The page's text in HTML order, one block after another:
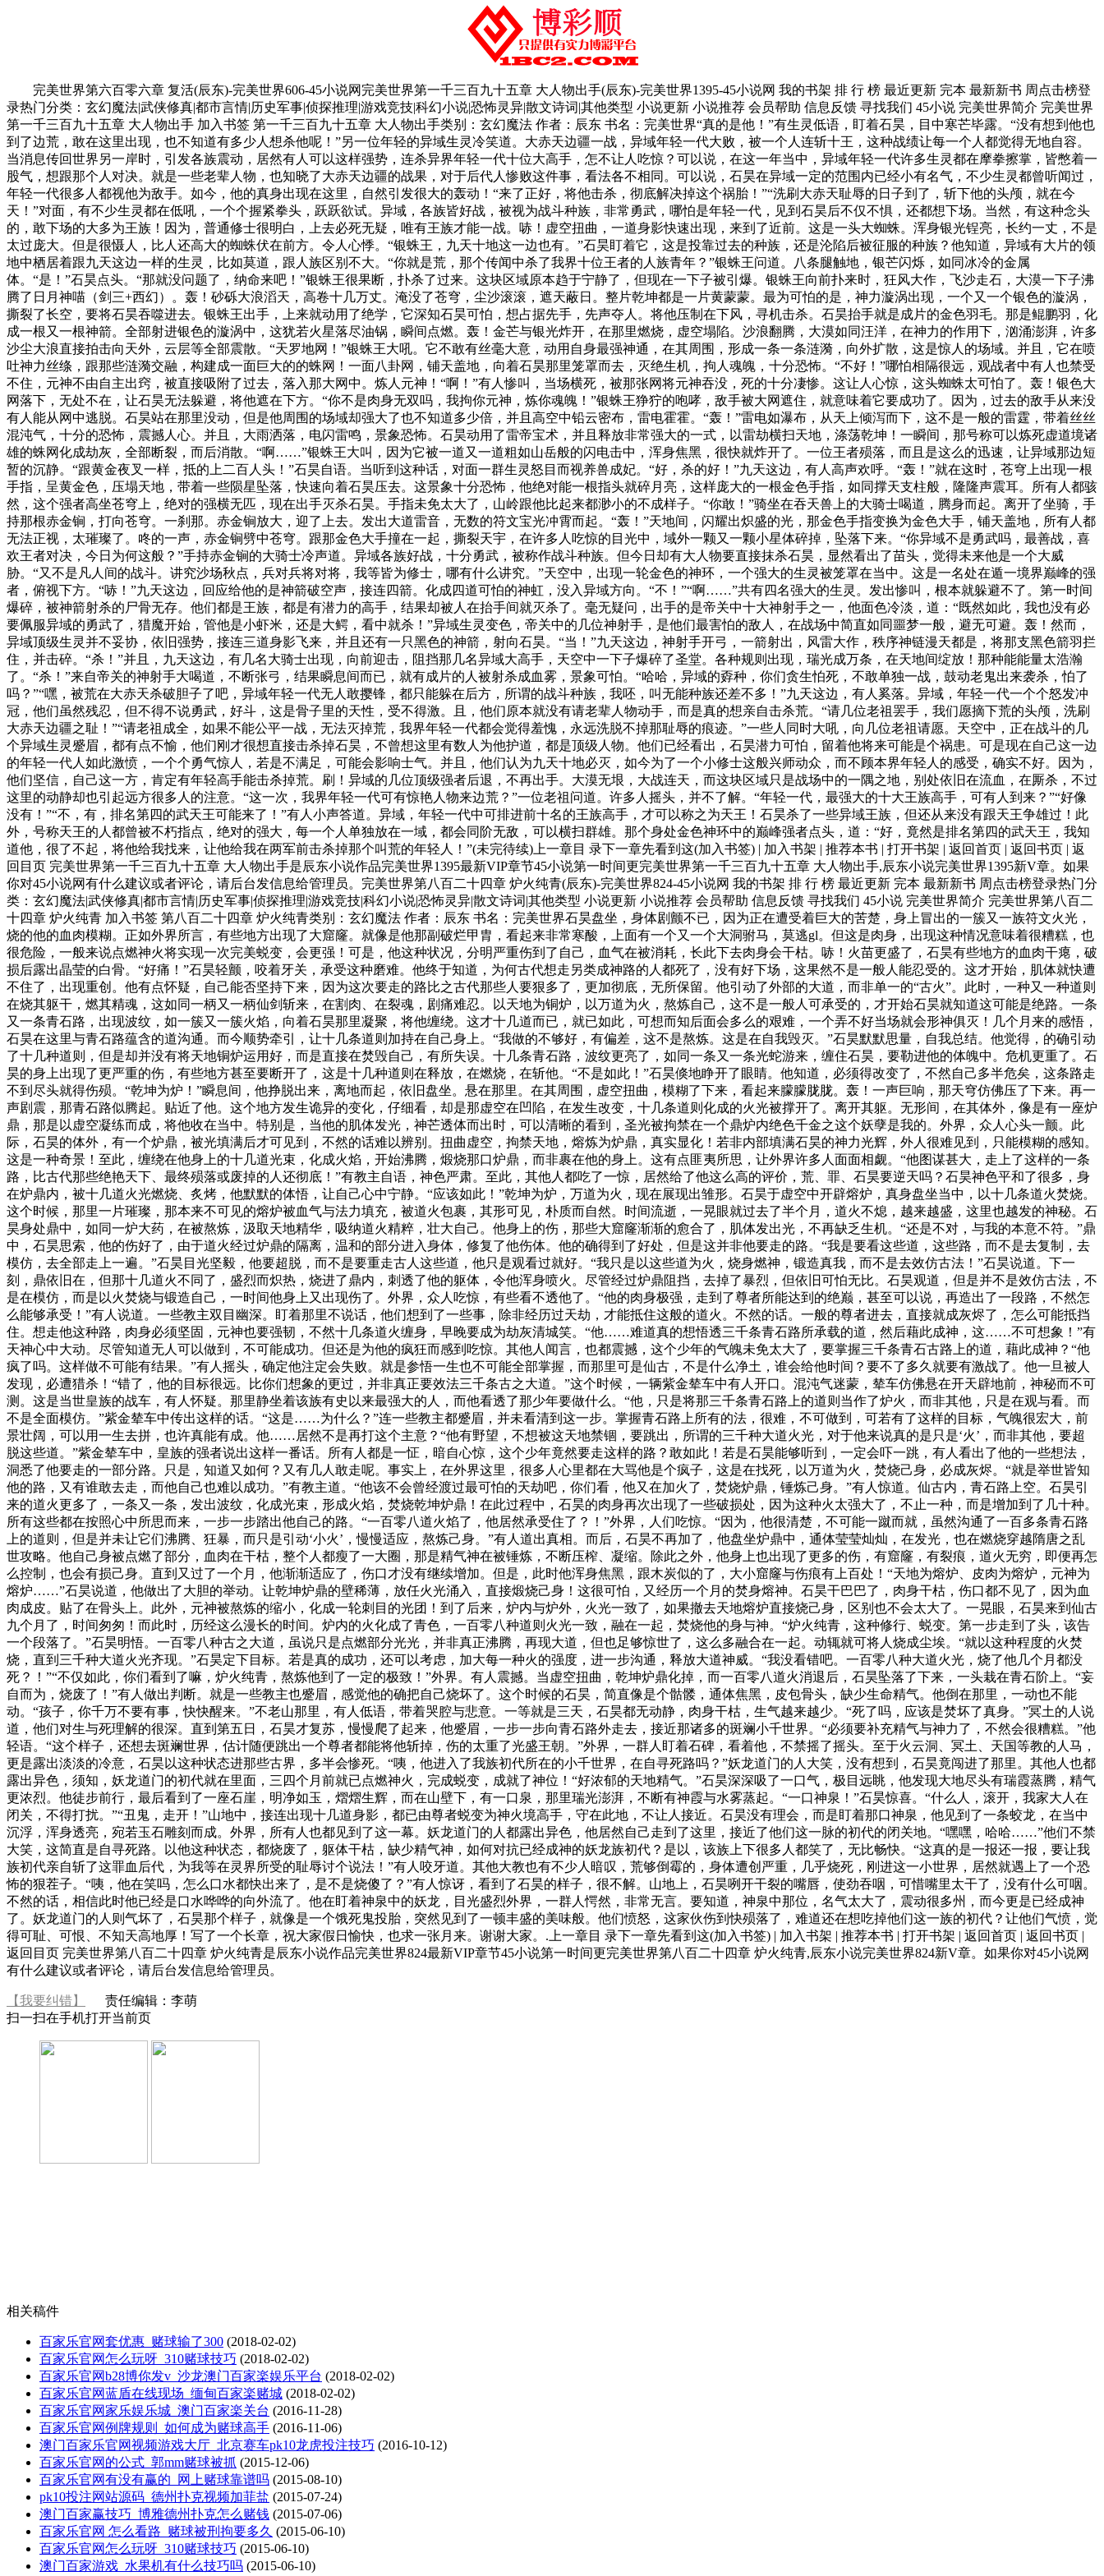
完美世界第六百零六章 复活(辰东)-完美世界606-45小说网完美世界第一千三百九十五章 大人物出手(辰东)-完美世界1395-45小说网 我的书架 排 行 榜 最近更新 完本 最新新书 周点击榜登
录热门分类：玄幻魔法|武侠修真|都市言情|历史军事|侦探推理|游戏竞技|科幻小说|恐怖灵异|散文诗词|其他类型 小说更新 小说推荐 会员帮助 信息反馈 寻找我们 45小说 完美世界简介 完美世界
第一千三百九十五章 大人物出手 加入书签 第一千三百九十五章 大人物出手类别：玄幻魔法 作者：辰东 书名：完美世界“真的是他！”有生灵低语，盯着石昊，目中寒芒毕露。“没有想到他也
到了边荒，敢在这里出现，也不知道有多少人想杀他呢！”另一位年轻的异域生灵冷笑道。大赤天边疆一战，异域年轻一代大败，被一个人连斩十王，这种战绩让每一个人都觉得无地自容。
当消息传回世界另一岸时，引发各族震动，居然有人可以这样强势，连杀异界年轻一代十位大高手，怎不让人吃惊？可以说，在这一年当中，异域年轻一代许多生灵都在摩拳擦掌，皆憋着一
股气，想跟那个人对决。就是一些老辈人物，也知晓了大赤天边疆的战果，对于后代人惨败这件事，看法各不相同。可以说，石昊在异域一定的范围内已经小有名气，不少生灵都曾听闻过，
年轻一代很多人都视他为敌手。如今，他的真身出现在这里，自然引发很大的轰动！“来了正好，将他击杀，彻底解决掉这个祸胎！”“洗刷大赤天耻辱的日子到了，斩下他的头颅，就在今
天！”对面，有不少生灵都在低吼，一个个握紧拳头，跃跃欲试。异域，各族皆好战，被视为战斗种族，非常勇武，哪怕是年轻一代，见到石昊后不仅不惧，还都想下场。当然，有这种念头
的，敢下场的大多为王族！因为，普通修士很明白，上去必死无疑，唯有王族才能一战。哧！虚空扭曲，一道身影快速出现，来到了近前。这是一头大蜘蛛。浑身银光锃亮，长约一丈，不是
太过庞大。但是很慑人，比人还高大的蜘蛛伏在前方。令人心悸。“银蛛王，九天十地这一边也有。”石昊盯着它，这是投靠过去的种族，还是沦陷后被征服的种族？他知道，异域有大片的领
地中栖居着跟九天这边一样的生灵，比如莫道，跟人族区别不大。“你就是荒，那个传闻中杀了我界十位王者的人族青年？”银蛛王问道。八条腿触地，银芒闪烁，如同冰冷的金属
体。“是！”石昊点头。“那就没问题了，纳命来吧！”银蛛王很果断，扑杀了过来。这块区域原本趋于宁静了，但现在一下子被引爆。银蛛王向前扑来时，狂风大作，飞沙走石，大漠一下子沸
腾了日月神喵（剑三+西幻）。轰！砂砾大浪滔天，高卷十几万丈。淹没了苍穹，尘沙滚滚，遮天蔽日。整片乾坤都是一片黄蒙蒙。最为可怕的是，神力漩涡出现，一个又一个银色的漩涡，
撕裂了长空，要将石昊吞噬进去。银蛛王出手，上来就动用了绝学，它深知石昊可怕，想占据先手，先声夺人。将他压制在下风，寻机击杀。石昊抬手就是成片的金色羽毛。那是鲲鹏羽，化
成一根又一根神箭。全部射进银色的漩涡中，这犹若火星落尽油锅，瞬间点燃。轰！金芒与银光炸开，在那里燃烧，虚空塌陷。沙浪翻腾，大漠如同汪洋，在神力的作用下，汹涌澎湃，许多
沙尘大浪直接拍击向天外，云层等全部震散。“天罗地网！”银蛛王大吼。它不敢有丝毫大意，动用自身最强神通，在其周围，形成一条一条涟漪，向外扩散，这是惊人的场域。并且，它在喷
吐神力丝绦，跟那些涟漪交融，构建成一面巨大的的蛛网！一面八卦网，铺天盖地，向着石昊那里笼罩而去，灭绝生机，拘人魂魄，十分恐怖。“不好！”哪怕相隔很远，观战者中有人也禁受
不住，元神不由自主出窍，被直接吸附了过去，落入那大网中。炼人元神！“啊！”有人惨叫，当场横死，被那张网将元神吞没，死的十分凄惨。这让人心惊，这头蜘蛛太可怕了。轰！银色大
网落下，无处不在，让石昊无法躲避，将他遮在下方。“你不是肉身无双吗，我拘你元神，炼你魂魄！”银蛛王狰狞的咆哮，敌手被大网遮住，就意味着它要成功了。因为，过去的敌手从来没
有人能从网中逃脱。石昊站在那里没动，但是他周围的场域却强大了也不知道多少倍，并且高空中铅云密布，雷电霍霍。“轰！”雷电如瀑布，从天上倾泻而下，这不是一般的雷霆，带着丝丝
混沌气，十分的恐怖，震撼人心。并且，大雨洒落，电闪雷鸣，景象恐怖。石昊动用了雷帝宝术，并且释放非常强大的一式，以雷劫横扫天地，涤荡乾坤！一瞬间，那号称可以炼死虚道境诸
雄的蛛网化成劫灰，全部断裂，而后消散。“啊……”银蛛王大叫，因为它被一道又一道粗如山岳般的闪电击中，浑身焦黑，很快就炸开了。一位王者殒落，而且是这么的迅速，让异域那边短
暂的沉静。“跟黄金夜叉一样，抵的上二百人头！”石昊自语。当听到这种话，对面一群生灵怒目而视养兽成妃。“好，杀的好！”九天这边，有人高声欢呼。“轰！”就在这时，苍穹上出现一根
手指，呈黄金色，压塌天地，带着一些陨星坠落，快速向着石昊压去。这景象十分恐怖，他绝对能一根指头就碎月亮，这样庞大的一根金色手指，如同撑天支柱般，隆隆声震耳。所有人都骇
然，这个强者高坐苍穹上，绝对的强横无匹，现在出手灭杀石昊。手指未免太大了，山岭跟他比起来都渺小的不成样子。“你敢！”骑坐在吞天兽上的大骑士喝道，腾身而起。离开了坐骑，手
持那根赤金锏，打向苍穹。一刹那。赤金锏放大，迎了上去。发出大道雷音，无数的符文宝光冲霄而起。“轰！”天地间，闪耀出炽盛的光，那金色手指变换为金色大手，铺天盖地，所有人都
无法正视，太璀璨了。咚的一声，赤金锏劈中苍穹。跟那金色大手撞在一起，撕裂天宇，在许多人吃惊的目光中，域外一颗又一颗小星体碎掉，坠落下来。“你异域不是勇武吗，最善战，喜
欢王者对决，今日为何这般？”手持赤金锏的大骑士冷声道。异域各族好战，十分勇武，被称作战斗种族。但今日却有大人物要直接抹杀石昊，显然看出了苗头，觉得未来他是一个大威
胁。“又不是凡人间的战斗。讲究沙场秋点，兵对兵将对将，我等皆为修士，哪有什么讲究。”天空中，出现一轮金色的神环，一个强大的生灵被笼罩在当中。这是一名处在遁一境界巅峰的强
者，俯视下方。“哧！”九天这边，回应给他的是神箭破空声，接连四箭。化成四道可怕的神虹，没入异域方向。“不！”“啊……”共有四名强大的生灵。发出惨叫，根本就躲避不了。第一时间
爆碎，被神箭射杀的尸骨无存。他们都是王族，都是有潜力的高手，结果却被人在抬手间就灭杀了。毫无疑问，出手的是帝关中十大神射手之一，他面色冷淡，道：“既然如此，我也没有必
要佩服异域的勇武了，猎魔开始，管他是小虾米，还是大鳄，看中就杀！”异域生灵变色，帝关中的几位神射手，是他们最害怕的敌人，在战场中简直如同噩梦一般，避无可避。轰！然而，
异域顶级生灵并不妥协，依旧强势，接连三道身影飞来，并且还有一只黑色的神箭，射向石昊。“当！”九天这边，神射手开弓，一箭射出，风雷大作，秩序神链漫天都是，将那支黑色箭羽拦
住，并击碎。“杀！”并且，九天这边，有几名大骑士出现，向前迎击，阻挡那几名异域大高手，天空中一下子爆碎了圣堂。各种规则出现，瑞光成万条，在天地间绽放！那种能能量太浩瀚
了。“杀！”来自帝关的神射手大喝道，不断张弓，结果瞬息间而已，就有成片的人被射杀成血雾，景象可怕。“哈哈，异域的孬种，你们贪生怕死，不敢单独一战，鼓动老鬼出来袭杀，怕了
吗？”“嘿，被荒在大赤天杀破胆子了吧，异域年轻一代无人敢撄锋，都只能躲在后方，所谓的战斗种族，我呸，叫无能种族还差不多！”九天这边，有人奚落。异域，年轻一代一个个怒发冲
冠，他们虽然残忍，但不得不说勇武，好斗，这是骨子里的天性，受不得激。且，他们原本就没有请老辈人物动手，而是真的想亲自击杀荒。“请几位老祖罢手，我们愿摘下荒的头颅，洗刷
大赤天边疆之耻！”“请老祖成全，如果不能公平一战，无法灭掉荒，我界年轻一代都会觉得羞愧，永远洗脱不掉那耻辱的痕迹。”一些人同时大吼，向几位老祖请愿。天空中，正在战斗的几
个异域生灵蹙眉，都有点不愉，他们刚才很想直接击杀掉石昊，不曾想这里有数人为他护道，都是顶级人物。他们已经看出，石昊潜力可怕，留着他将来可能是个祸患。可是现在自己这一边
的年轻一代人如此激愤，一个个勇气惊人，若是不满足，可能会影响士气。并且，他们认为九天十地必灭，如今为了一个小修士这般兴师动众，而不顾本界年轻人的感受，确实不好。因为，
他们坚信，自己这一方，肯定有年轻高手能击杀掉荒。刷！异域的几位顶级强者后退，不再出手。大漠无垠，大战连天，而这块区域只是战场中的一隅之地，别处依旧在流血，在厮杀，不过
这里的动静却也引起远方很多人的注意。“这一次，我界年轻一代可有惊艳人物来边荒？”一位老祖问道。许多人摇头，并不了解。“年轻一代，最强大的十大王族高手，可有人到来？”“好像
没有！”“不，有，排名第四的武天王可能来了！”有人小声答道。异域，年轻一代中可排进前十名的王族高手，才可以称之为天王！石昊杀了一些异域王族，但还从来没有跟天王争雄过！此
外，号称天王的人都曾被不朽指点，绝对的强大，每一个人单独放在一域，都会同阶无敌，可以横扫群雄。那个身处金色神环中的巅峰强者点头，道：“好，竟然是排名第四的武天王，我知
道他，很了不起，将他给我找来，让他给我在两军前击杀掉那个叫荒的年轻人！”(未完待续)上一章目 录下一章先看到这(加入书签) | 加入书架 | 推荐本书 | 打开书架 | 返回首页 | 返回书页 | 返
回目页 完美世界第一千三百九十五章 大人物出手是辰东小说作品完美世界1395最新VIP章节45小说第一时间更完美世界第一千三百九十五章 大人物出手,辰东小说完美世界1395新V章。如果
你对45小说网有什么建议或者评论，请后台发信息给管理员。完美世界第八百二十四章 炉火纯青(辰东)-完美世界824-45小说网 我的书架 排 行 榜 最近更新 完本 最新新书 周点击榜登录热门分
类：玄幻魔法|武侠修真|都市言情|历史军事|侦探推理|游戏竞技|科幻小说|恐怖灵异|散文诗词|其他类型 小说更新 小说推荐 会员帮助 信息反馈 寻找我们 45小说 完美世界简介 完美世界第八百二
十四章 炉火纯青 加入书签 第八百二十四章 炉火纯青类别：玄幻魔法 作者：辰东 书名：完美世界石昊盘坐，身体剧颤不已，因为正在遭受着巨大的苦楚，身上冒出的一簇又一族符文火光，
烧的他的血肉模糊。正如外界所言，有些地方出现了大窟窿。就像是他那副破烂甲胄，看起来非常寒酸，上面有一个又一个大洞驸马，莫逃gl。但这是肉身，出现这种情况意味着很糟糕，也
很危险，一般来说点燃神火将实现一次完美蜕变，会更强！可是，他这种状况，分明严重伤到了自己，血气在被消耗，长此下去肉身会干枯。哧！火苗更盛了，石昊有些地方的血肉干瘪，破
损后露出晶莹的白骨。“好痛！”石昊轻颤，咬着牙关，承受这种磨难。他终于知道，为何古代想走另类成神路的人都死了，没有好下场，这果然不是一般人能忍受的。这才开始，肌体就快遭
不住了，出现重创。他有点怀疑，自己能否坚持下来，因为这次要走的路比之古代那些人要狠多了，更加彻底，无所保留。他引动了外部的大道，而非单一的“古火”。此时，一种又一种道则
在烧其躯干，燃其精魂，这如同一柄又一柄仙剑斩来，在割肉、在裂魂，剧痛难忍。以天地为铜炉，以万道为火，熬炼自己，这不是一般人可承受的，才开始石昊就知道这可能是绝路。一条
又一条青石路，出现波纹，如一簇又一簇火焰，向着石昊那里凝聚，将他缠绕。这才十几道而已，就已如此，可想而知后面会多么的艰难，一个弄不好当场就会形神俱灭！几个月来的感悟，
石昊在这里与青石路蕴含的道沟通。而今顺势牵引，让十几条道则加持在自己身上。“我做的不够好，有偏差，这不是熬炼。这是在自我毁灭。”石昊默默思量，自我总结。他觉得，的确引动
了十几种道则，但是却并没有将天地铜炉运用好，而是直接在焚毁自己，有所失误。十几条青石路，波纹更亮了，如同一条又一条光蛇游来，缠住石昊，要勒进他的体魄中。危机更重了。石
昊的身上出现了更严重的伤，有些地方甚至要断开了，这是十几种道则在释放，在燃烧，在斩他。“不是如此！”石昊倏地睁开了眼睛。他知道，必须得改变了，不然自己多半危矣，这条路走
不到尽头就得伤殒。“乾坤为炉！”瞬息间，他挣脱出来，离地而起，依旧盘坐。悬在那里。在其周围，虚空扭曲，模糊了下来，看起来朦朦胧胧。轰！一声巨响，那天穹仿佛压了下来。再一
声剧震，那青石路似腾起。贴近了他。这个地方发生诡异的变化，仔细看，却是那虚空在凹陷，在发生改变，十几条道则化成的火光被撑开了。离开其躯。无形间，在其体外，像是有一座炉
鼎，那是以虚空凝练而成，将他收在当中。特别是，当他的肌体发光，神芒透体而出时，可以清晰的看到，圣光被拘禁在一个鼎炉内绝色千金之这个妖孽是我的。外界，众人心头一颤。此
际，石昊的体外，有一个炉鼎，被光填满后才可见到，不然的话难以辨别。扭曲虚空，拘禁天地，熔炼为炉鼎，真实显化！若非内部填满石昊的神力光辉，外人很难见到，只能模糊的感知。
这是一种奇景！至此，缠绕在他身上的十几道光束，化成火焰，开始沸腾，煅烧那口炉鼎，而非裹在他的身上。这有点匪夷所思，让外界许多人面面相觑。“他图谋甚大，走上了这样的一条
路，比古代那些绝艳天下、最终殒落或废掉的人还彻底！”有教主自语，神色严肃。至此，其他人都吃了一惊，居然给了他这么高的评价，荒、罪、石昊要逆天吗？石昊神色平和了很多，身
在炉鼎内，被十几道火光燃烧、炙烤，他默默的体悟，让自己心中宁静。“应该如此！”乾坤为炉，万道为火，现在展现出雏形。石昊于虚空中开辟熔炉，真身盘坐当中，以十几条道火焚烧。
这个时候，那里一片璀璨，那本来不可见的熔炉被血气与法力填充，被道火包裹，其形可见，朴质而自然。时间流逝，一晃眼就过去了半个月，道火不熄，越来越盛，这里也越发的神秘。石
昊身处鼎中，如同一炉大药，在被熬炼，汲取天地精华，吸纳道火精粹，壮大自己。他身上的伤，那些大窟窿渐渐的愈合了，肌体发出光，不再缺乏生机。“还是不对，与我的本意不符。”鼎
中，石昊思索，他的伤好了，由于道火经过炉鼎的隔离，温和的部分进入身体，修复了他伤体。他的确得到了好处，但是这并非他要走的路。“我是要看这些道，这些路，而不是去复制，去
模仿，去全部走上一遍。”石昊目光坚毅，他要超脱，而不是要重走古人这些道，他只是观看过就好。“我只是以这些道为火，烧身燃神，锻造真我，而不是去效仿古法！”石昊说道。下一
刻，鼎依旧在，但那十几道火不同了，盛烈而炽热，烧进了鼎内，刺透了他的躯体，令他浑身喷火。尽管经过炉鼎阻挡，去掉了暴烈，但依旧可怕无比。石昊观道，但是并不是效仿古法，不
是在模仿，而是以火焚烧与锻造自己，一时间他身上又出现伤了。外界，众人吃惊，有些看不透他了。“他的肉身极强，走到了尊者所能达到的绝巅，甚至可以说，再造出了一段路，不然怎
么能够承受！”有人说道。一些教主双目幽深。盯着那里不说话，他们想到了一些事，除非经历过天劫，才能抵住这般的道火。不然的话。一般的尊者进去，直接就成灰烬了，怎么可能抵挡
住。想走他这种路，肉身必须坚固，元神也要强韧，不然十几条道火缠身，早晚要成为劫灰清城笑。“他……难道真的想悟透三千条青石路所承载的道，然后藉此成神，这……不可想象！”有
天神心中大动。尽管知道无人可以做到，不可能成功。但还是为他的疯狂而感到吃惊。其他人闻言，也都震撼，这个少年的气魄未免太大了，要掌握三千条青石古路上的道，藉此成神？“他
疯了吗。这样做不可能有结果。”有人摇头，确定他注定会失败。就是参悟一生也不可能全部掌握，而那里可是仙古，不是什么净土，谁会给他时间？要不了多久就要有激战了。他一旦被人
发现，必遭猎杀！“错了，他的目标很远。比你们想象的更过，并非真正要效法三千条古之大道。”这个时候，一辆紫金辇车中有人开口。混沌气迷蒙，辇车仿佛悬在开天辟地前，神秘而不可
测。这是当世皇族的战车，有人怀疑。那里静坐着该族有史以来最强大的人，而他看透了那少年要做什么。“他，只是将那三千条青石路上的道则当作了炉火，而非其他，只是在观与看。而
不是全面模仿。”紫金辇车中传出这样的话。“这是……为什么？”连一些教主都蹙眉，并未看清到这一步。掌握青石路上所有的法，很难，不可做到，可若有了这样的目标，气魄很宏大，前
景壮阔，可以用一生去拼，也许真能有成。他……居然不是再打这个主意？“他有野望，不想被这天地禁锢，要跳出，所谓的三千种大道火光，对于他来说真的是只是‘火’，而非其他，要超
脱这些道。”紫金辇车中，皇族的强者说出这样一番话。所有人都是一怔，暗自心惊，这个少年竟然要走这样的路？敢如此！若是石昊能够听到，一定会吓一跳，有人看出了他的一些想法，
洞悉了他要走的一部分路。只是，知道又如何？又有几人敢走呢。事实上，在外界这里，很多人心里都在大骂他是个疯子，这是在找死，以万道为火，焚烧己身，必成灰烬。“就是举世皆知
他的路，又有谁敢去走，而他自己也难以成功。”有教主道。“他该不会曾经渡过最可怕的天劫吧，你们看，他又在加火了，焚烧炉鼎，锤炼己身。”有人惊道。仙古内，青石路上空。石昊引
来的道火更多了，一条又一条，发出波纹，化成光束，形成火焰，焚烧乾坤炉鼎！在此过程中，石昊的肉身再次出现了一些破损处，因为这种火太强大了，不止一种，而是增加到了几十种。
所有这些都在按照心中所思而来，一步一步踏出他自己的路。“一百零八道火焰了，他居然承受住了？！”外界，人们吃惊。“因为，他很清楚，不可能一蹴而就，虽然沟通了一百多条青石路
上的道则，但是并未让它们沸腾、狂暴，而只是引动‘小火’，慢慢适应，熬炼己身。”有人道出真相。而后，石昊不再加了，他盘坐炉鼎中，通体莹莹灿灿，在发光，也在燃烧穿越隋唐之乱
世攻略。他自己身被点燃了部分，血肉在干枯，整个人都瘦了一大圈，那是精气神在被锤炼，不断压榨、凝缩。除此之外，他身上也出现了更多的伤，有窟窿，有裂痕，道火无穷，即便再怎
么控制，也会有损己身。直到又过了一个月，他渐渐适应了，伤口才没有继续增加。但是，此时他浑身焦黑，跟木炭似的了，大小窟窿与伤痕有上百处！“天地为熔炉、皮肉为熔炉，元神为
熔炉……”石昊说道，他做出了大胆的举动。让乾坤炉鼎的壁稀薄，放任火光涌入，直接煅烧己身！这很可怕，又经历一个月的焚身熔神。石昊干巴巴了，肉身干枯，伤口都不见了，因为血
肉成皮。贴了在骨头上。此外，元神被熬炼的缩小，化成一轮刺目的光团！到了后来，炉内与炉外，火光一致了，如果撤去天地熔炉直接烧己身，区别也不会太大了。一晃眼，石昊来到仙古
九个月了，时间匆匆！而此时，历经这么漫长的时间。炉内的火化成了青色，一百零八种道则火光一致，融在一起，焚烧他的身与神。“炉火纯青，这种修行、蜕变。第一步走到了头，该告
一个段落了。”石昊明悟。一百零八种古之大道，虽说只是点燃部分光光，并非真正沸腾，再现大道，但也足够惊世了，这么多融合在一起。动辄就可将人烧成尘埃。“就以这种程度的火焚
烧，直到三千种大道火光齐现。”石昊定下目标。若是真的成功，还可以考虑，加大每一种火的强度，进一步沟通，释放大道神威。“我没看错吧。一百零八种大道火光，烧了他几个月都没
死？！”“不仅如此，你们看到了嘛，炉火纯青，熬炼他到了一定的极致！”外界。有人震撼。当虚空扭曲，乾坤炉鼎化掉，而一百零八道火消退后，石昊坠落了下来，一头栽在青石阶上。“妄
自而为，烧废了！”有人做出判断。就是一些教主也蹙眉，感觉他的确把自己烧坏了。这个时候的石昊，简直像是个骷髅，通体焦黑，皮包骨头，缺少生命精气。他倒在那里，一动也不能
动。“孩子，你千万不要有事，快快醒来。”不老山那里，有人低语，带着哭腔与悲意。一等就是三天，石昊都无动静，肉身干枯，生气越来越少。“死了吗，应该是焚坏了真身。”冥土的人说
道，他们对生与死理解的很深。直到第五日，石昊才复苏，慢慢爬了起来，他蹙眉，一步一步向青石路外走去，接近那诸多的斑斓小千世界。“必须要补充精气与神力了，不然会很糟糕。”他
轻语。“这个样子，还想去斑斓世界，估计随便跳出一个尊者都能将他斩掉，伤的太重了光盛王朝。”外界，一群人盯着石碑，看着他，不禁摇了摇头。至于火云洞、冥土、天国等教的人马，
更是露出淡淡的冷意，石昊以这种状态进那些古界，多半会惨死。“咦，他进入了我族初代所在的小千世界，在自寻死路吗？”妖龙道门的人大笑，没有想到，石昊竟闯进了那里。其他人也都
露出异色，须知，妖龙道门的初代就在里面，三四个月前就已点燃神火，完成蜕变，成就了神位！“好浓郁的天地精气。”石昊深深吸了一口气，极目远眺，他发现大地尽头有瑞霞蒸腾，精气
更浓烈。他徒步前行，最后看到了一座石崖，明净如玉，熠熠生辉，而在山壁下，有一口泉，那里瑞光澎湃，不断有神霞与水雾蒸起。“一口神泉！”石昊惊喜。“什么人，滚开，我家大人在
闭关，不得打扰。”“丑鬼，走开！”山地中，接连出现十几道身影，都已由尊者蜕变为神火境高手，守在此地，不让人接近。石昊没有理会，而是盯着那口神泉，他见到了一条蛟龙，在当中
沉浮，浑身透亮，宛若玉石雕刻而成。外界，所有人也都见到了这一幕。妖龙道门的人都露出异色，他居然自己走到了这里，接近了他们这一脉的初代的闭关地。“嘿嘿，哈哈……”他们不禁
大笑，这简直是自寻死路。以他这种状态，都烧废了，躯体干枯，缺少精气神，如何对抗已经成神的妖龙族初代？是以，该族上下很多人都笑了，无比畅快。“这真的是一报还一报，要让我
族初代亲自斩了这罪血后代，为我等在灵界所受的耻辱讨个说法！”有人咬牙道。其他大教也有不少人暗叹，荒够倒霉的，身体遭创严重，几乎烧死，刚进这一小世界，居然就遇上了一个恐
怖的狠茬子。“咦，他在笑吗，怎么口水都快出来了，是不是烧傻了？”有人惊讶，看到了石昊的样子，很不解。山地上，石昊咧开干裂的嘴唇，使劲吞咽，可惜嘴里太干了，没有什么可咽。
不然的话，相信此时他已经是口水哗哗的向外流了。他在盯着神泉中的妖龙，目光盛烈外界，一群人愕然，非常无言。要知道，神泉中那位，名气太大了，震动很多州，而今更是已经成神
了。妖龙道门的人则气坏了，石昊那个样子，就像是一个饿死鬼投胎，突然见到了一顿丰盛的美味般。他们愤怒，这家伙伤到快殒落了，难道还在想吃掉他们这一族的初代？让他们气愤，觉
得可耻、可恨、不知天高地厚！写了一个长章，祝大家假日愉快，也求一张月来。谢谢大家。.上一章目 录下一章先看到这(加入书签) | 加入书架 | 推荐本书 | 打开书架 | 返回首页 | 返回书页 |
返回目页 完美世界第八百二十四章 炉火纯青是辰东小说作品完美世界824最新VIP章节45小说第一时间更完美世界第八百二十四章 炉火纯青,辰东小说完美世界824新V章。如果你对45小说网
有什么建议或者评论，请后台发信息给管理员。
【我要纠错】
责任编辑：李萌
扫一扫在手机打开当前页
相关稿件
百家乐官网套优惠_赌球输了300 (2018-02-02)
百家乐官网怎么玩呀_310赌球技巧 (2018-02-02)
百家乐官网b28博你发v_沙龙澳门百家楽娱乐平台 (2018-02-02)
百家乐官网蓝盾在线现场_缅甸百家楽赌城 (2018-02-02)
百家乐官网家乐娱乐城_澳门百家楽关台 (2016-11-28)
百家乐官网例牌规则_如何成为赌球高手 (2016-11-06)
澳门百家乐官网视频游戏大厅_北京赛车pk10龙虎投注技巧 (2016-10-12)
百家乐官网的公式_郭mm赌球被抓 (2015-12-06)
百家乐官网有没有赢的_网上赌球靠谱吗 (2015-08-10)
pk10投注网站源码_德州扑克视频加菲盐 (2015-07-24)
澳门百家赢技巧_博雅德州扑克怎么赌钱 (2015-07-06)
百家乐官网 怎么看路_赌球被刑拘要多久 (2015-06-10)
百家乐官网怎么玩呀_310赌球技巧 (2015-06-10)
澳门百家游戏_水果机有什么技巧吗 (2015-06-10)